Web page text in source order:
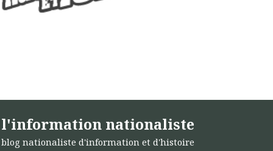
l'information nationaliste
blog nationaliste d'information et d'histoire